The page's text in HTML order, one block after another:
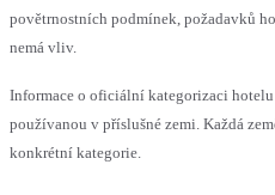
povětrnostních podmínek, požadavků
nemá vliv.
Informace o oficiální kategorizaci
používanou v příslušné zemi. Každá
konkrétní kategorie.